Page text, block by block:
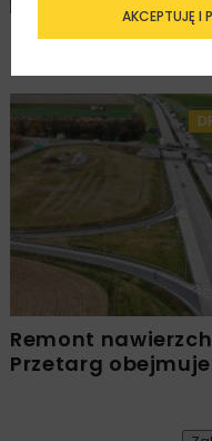
Rozbudowa
Remont
Przetarg
AKCEPTUJĘ I